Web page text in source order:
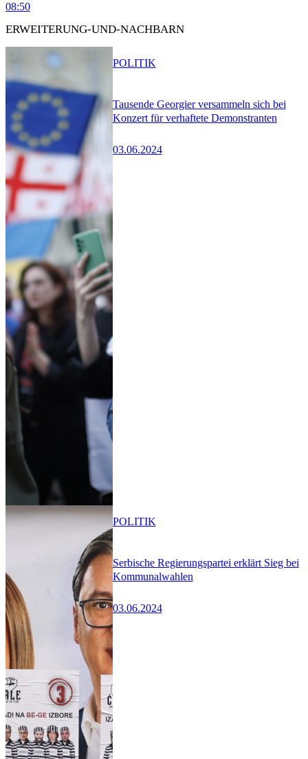
08:50
ERWEITERUNG-UND-NACHBARN
Tausende Georgier versammeln sich bei
Konzert für verhaftete Demonstranten
03.06.2024
POLITIK
Serbische Regierungspartei erklärt Sieg bei
Kommunalwahlen
03.06.2024
POLITIK